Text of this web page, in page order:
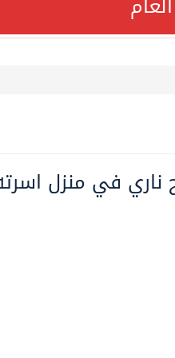
الحالي
في منزل